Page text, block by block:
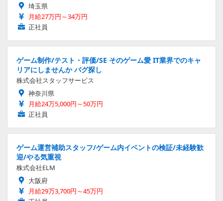
埼玉県
月給27万円～34万円
正社員
ゲーム制作/テスト・評価/SE そのゲーム愛 IT業界でのキャ
リアにしませんか バグ探し
株式会社スタッフサービス
神奈川県
月給24万5,000円～50万円
正社員
ゲーム運営補助スタッフ/ゲーム内イベントの検証/未経験歓
迎/やる気重視
株式会社ELM
大阪府
月給29万3,700円～45万円